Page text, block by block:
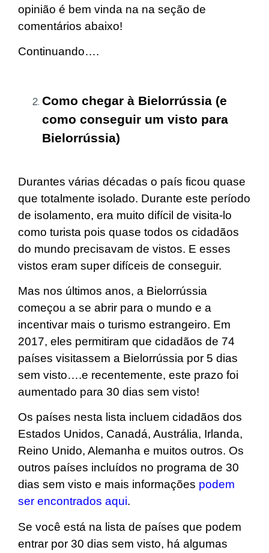
opinião é bem vinda na na seção de
comentários abaixo!
Continuando….
Como chegar à Bielorrússia (e
como conseguir um visto para
Bielorrússia)
Durantes várias décadas o país ficou quase
que totalmente isolado. Durante este período
de isolamento, era muito difícil de visita-lo
como turista pois quase todos os cidadãos
do mundo precisavam de vistos. E esses
vistos eram super difíceis de conseguir.
Mas nos últimos anos, a Bielorrússia
começou a se abrir para o mundo e a
incentivar mais o turismo estrangeiro. Em
2017, eles permitiram que cidadãos de 74
países visitassem a Bielorrússia por 5 dias
sem visto….e recentemente, este prazo foi
aumentado para 30 dias sem visto!
Os países nesta lista incluem cidadãos dos
Estados Unidos, Canadá, Austrália, Irlanda,
Reino Unido, Alemanha e muitos outros. Os
outros países incluídos no programa de 30
dias sem visto e mais informações podem
ser encontrados aqui.
Se você está na lista de países que podem
entrar por 30 dias sem visto, há algumas